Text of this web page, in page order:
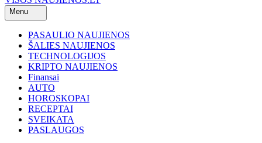
Menu
PASAULIO NAUJIENOS
ŠALIES NAUJIENOS
TECHNOLOGIJOS
KRIPTO NAUJIENOS
Finansai
AUTO
HOROSKOPAI
RECEPTAI
SVEIKATA
PASLAUGOS